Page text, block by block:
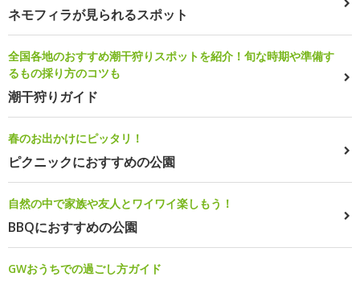
ネモフィラが見られるスポット
全国各地のおすすめ潮干狩りスポットを紹介！旬な時期や準備す
るもの採り方のコツも
潮干狩りガイド
春のお出かけにピッタリ！
ピクニックにおすすめの公園
自然の中で家族や友人とワイワイ楽しもう！
BBQにおすすめの公園
GWおうちでの過ごし方ガイド